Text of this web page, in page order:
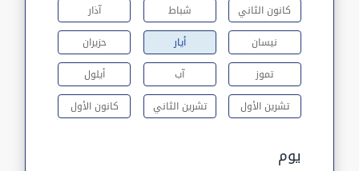
كانون الثاني شباط
آذار
نيسان
أيار
حزيران
تموز
آب
أيلول
تشرين الأول
تشرين الثاني كانون الأول
يوم